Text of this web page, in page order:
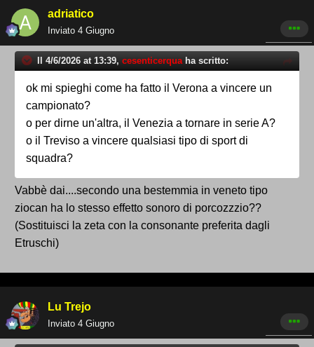
adriatico
Inviato 4 Giugno
Il 4/6/2026 at 13:39, cesenticerquaha scritto:
ok mi spieghi come ha fatto il Verona a vincere un
campionato?
o per dirne un'altra, il Venezia a tornare in serie A?
o il Treviso a vincere qualsiasi tipo di sport di
squadra?
Vabbè dai....secondo una bestemmia in veneto tipo
ziocan ha lo stesso effetto sonoro di porcozzzio??
(Sostituisci la zeta con la consonante preferita dagli
Etruschi)
Lu Trejo
Inviato 4 Giugno